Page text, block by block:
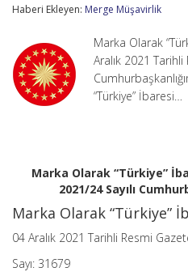
ile
2021/24
Sayılı
Cumhurbaşkanlığı
Genelgesi
için
Haberi Ekleyen: Merge Müşavirlik
Marka Olarak
Aralık 2021
“Türkiye” İbaresi…
Marka Olarak “Türkiye”
2021/24 Sayılı
Marka Olarak “Türkiye”
04 Aralık 2021 Tarihli Resmi
Sayı: 31679